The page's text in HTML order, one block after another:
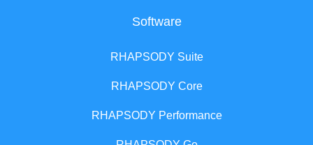
Software
RHAPSODY Suite
RHAPSODY Core
RHAPSODY Performance